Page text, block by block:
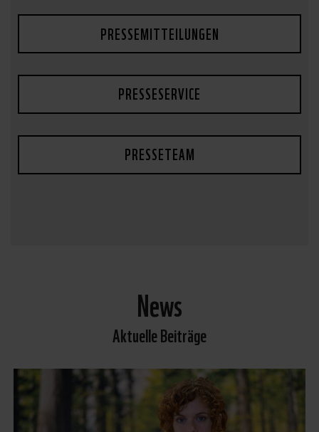
PRESSEMITTEILUNGEN
PRESSESERVICE
PRESSETEAM
News
Aktuelle Beiträge